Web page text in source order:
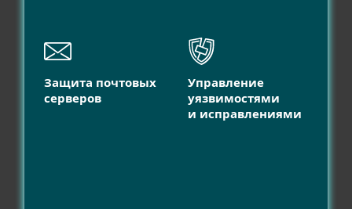
Защита почтовых
серверов
Управление
уязвимостями
и исправлениями